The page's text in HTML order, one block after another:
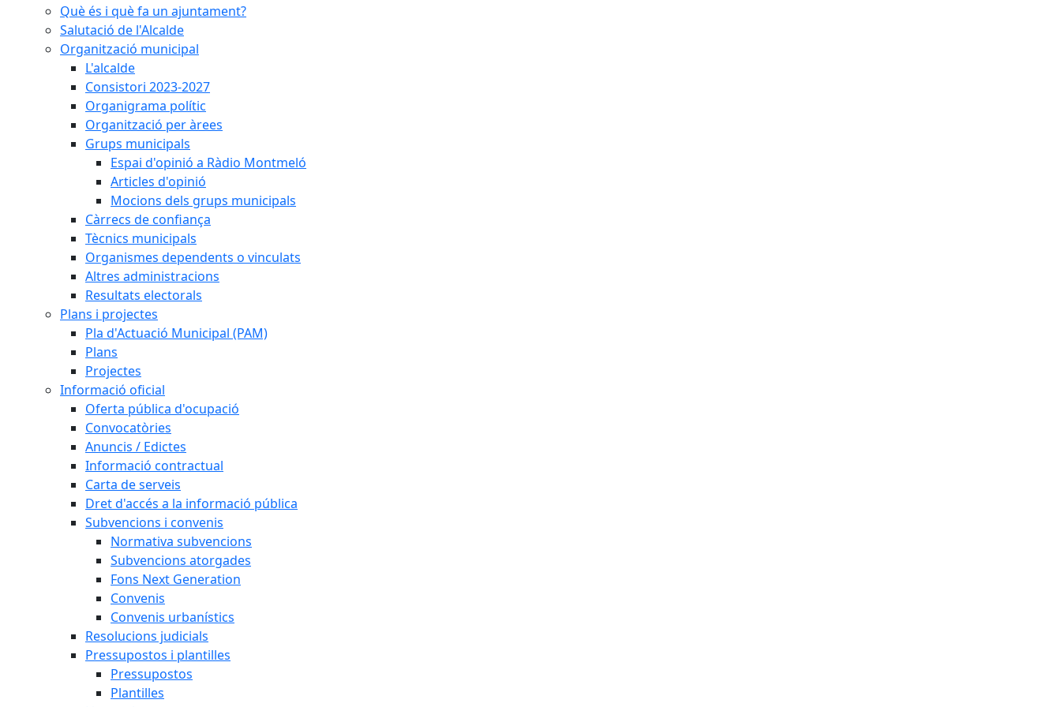
Què és i què fa un ajuntament?
Salutació de l'Alcalde
Organització municipal
L'alcalde
Consistori 2023-2027
Organigrama polític
Organització per àrees
Grups municipals
Espai d'opinió a Ràdio Montmeló
Articles d'opinió
Mocions dels grups municipals
Càrrecs de confiança
Tècnics municipals
Organismes dependents o vinculats
Altres administracions
Resultats electorals
Plans i projectes
Pla d'Actuació Municipal (PAM)
Plans
Projectes
Informació oficial
Oferta pública d'ocupació
Convocatòries
Anuncis / Edictes
Informació contractual
Carta de serveis
Dret d'accés a la informació pública
Subvencions i convenis
Normativa subvencions
Subvencions atorgades
Fons Next Generation
Convenis
Convenis urbanístics
Resolucions judicials
Pressupostos i plantilles
Pressupostos
Plantilles